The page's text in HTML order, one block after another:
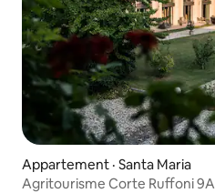
Appartement · Santa Maria
Agritourisme Corte Ruffoni 9A